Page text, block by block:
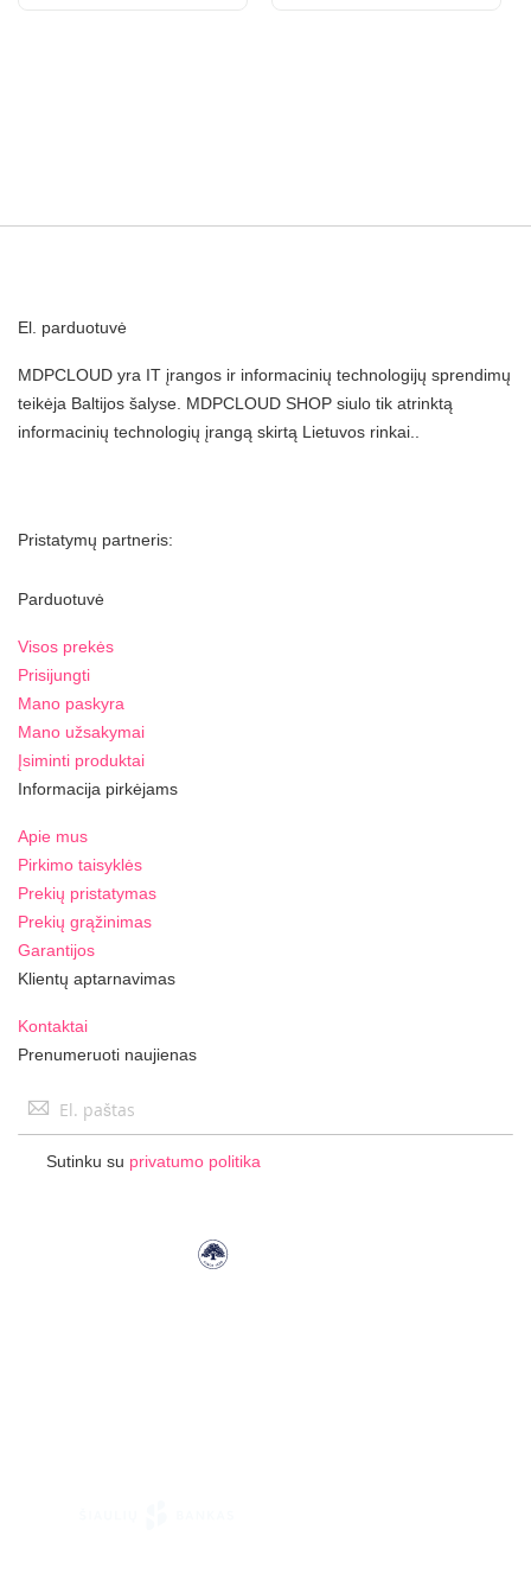
El. parduotuvė
MDPCLOUD yra IT įrangos ir informacinių technologijų sprendimų
teikėja Baltijos šalyse. MDPCLOUD SHOP siulo tik atrinktą
informacinių technologių įrangą skirtą Lietuvos rinkai..
Pristatymų partneris:
Parduotuvė
Visos prekės
Prisijungti
Mano paskyra
Mano užsakymai
Įsiminti produktai
Informacija pirkėjams
Apie mus
Pirkimo taisyklės
Prekių pristatymas
Prekių grąžinimas
Garantijos
Klientų aptarnavimas
Kontaktai
Prenumeruoti naujienas
Užsisakykite
naujienlaiškį:
Sutinku su privatumo politika